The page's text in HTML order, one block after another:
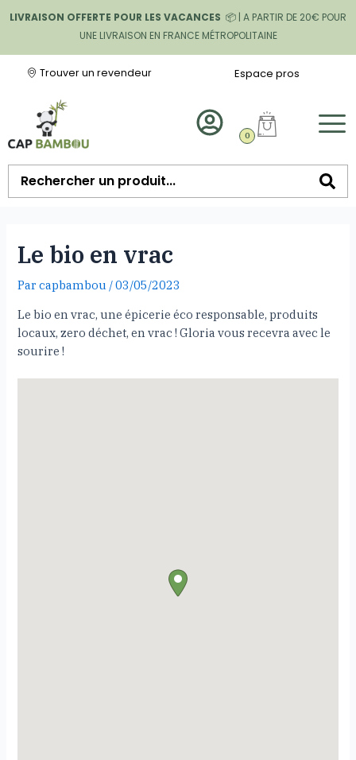
LIVRAISON OFFERTE POUR LES VACANCES 📦 | A PARTIR DE 20€ POUR
UNE LIVRAISON EN FRANCE MÉTROPOLITAINE
Trouver un revendeur Espace pros
0
Le bio en vrac
Parcapbambou /03/05/2023
Le bio en vrac, une épicerie éco responsable, produits
locaux, zero déchet, en vrac ! Gloria vous recevra avec le
sourire !